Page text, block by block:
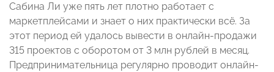
Сабина Ли уже пять лет плотно работает с
маркетплейсами и знает о них практически всё. За
этот период ей удалось вывести в онлайн-продажи
315 проектов с оборотом от 3 млн рублей в месяц.
Предпринимательница регулярно проводит онлайн-